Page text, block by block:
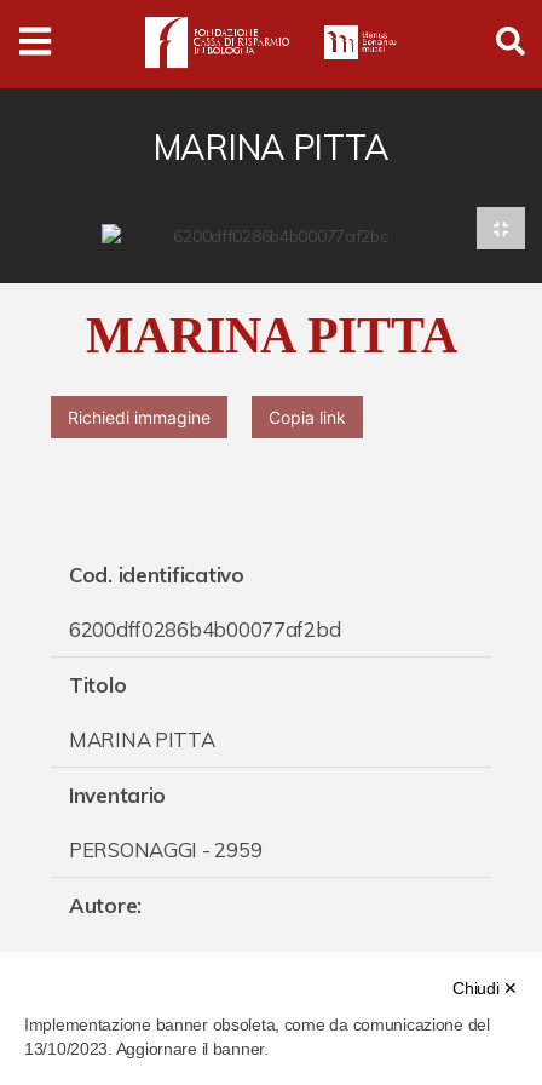
Archivio
Ferrari
Archivio Digitale
Arte e cultura
Musica cinema e spettacolo
Chi è Paolo Ferrari
Contattaci
MARINA PITTA
MARINA PITTA
Richiedi immagine Copia link
Cod. identificativo
6200dff0286b4b00077af2bd
Titolo
MARINA PITTA
Inventario
PERSONAGGI - 2959
Autore:
Categoria
Chiudi ✕
Implementazione banner obsoleta, come da comunicazione del
13/10/2023. Aggiornare il banner.